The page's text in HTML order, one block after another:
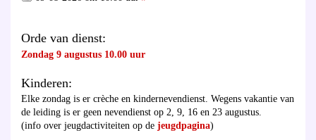
Orde van dienst:
Zondag 9 augustus 10.00 uur
Kinderen:
Elke zondag is er crèche en kindernevendienst. Wegens vakantie van
de leiding is er geen nevendienst op 2, 9, 16 en 23 augustus.
(info over jeugdactiviteiten op de jeugdpagina)